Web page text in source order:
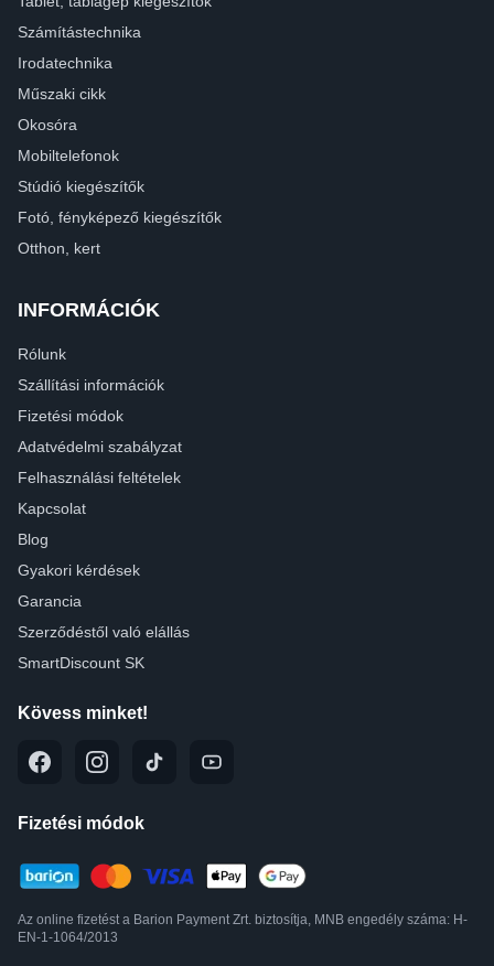
Számítástechnika
Irodatechnika
Műszaki cikk
Okosóra
Mobiltelefonok
Stúdió kiegészítők
Fotó, fényképező kiegészítők
Otthon, kert
INFORMÁCIÓK
Rólunk
Szállítási információk
Fizetési módok
Adatvédelmi szabályzat
Felhasználási feltételek
Kapcsolat
Blog
Gyakori kérdések
Garancia
Szerződéstől való elállás
SmartDiscount SK
Kövess minket!
Fizetési módok
Az online fizetést a Barion Payment Zrt. biztosítja, MNB engedély száma: H-
EN-1-1064/2013